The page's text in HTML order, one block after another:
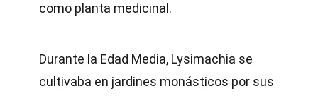
como planta medicinal.
Durante la Edad Media, Lysimachia se
cultivaba en jardines monásticos por sus